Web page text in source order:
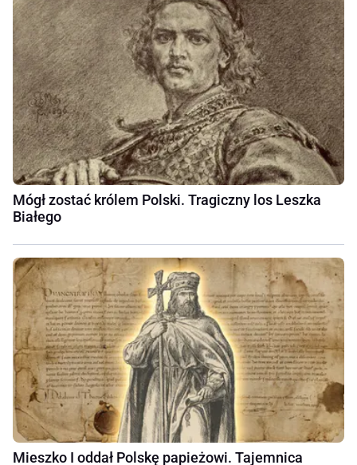
Mógł zostać królem Polski. Tragiczny los Leszka
Białego
Mieszko I oddał Polskę papieżowi. Tajemnica